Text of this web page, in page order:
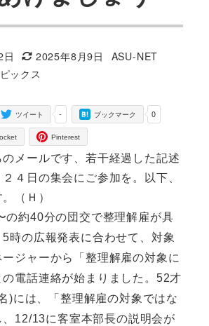
更新日
2025年8月9日
著
ASU-NET
ックス
-
ツイート 0
ブックマーク
Pinterest
メールです、若干経過した記述
４日の集会にご参加を。以下、
（Ｈ）
の約40分の団交で整理解雇が具
時の広報発表に合わせて、対象
ジャーから「整理解雇の対象に
電話連絡が始まりました。52才
)には、「整理解雇の対象ではな
、12/13に客室本部長の説明会が